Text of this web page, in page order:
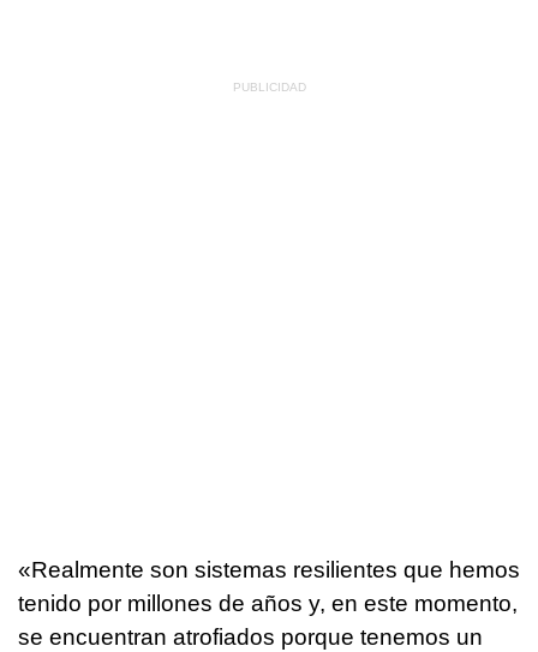
«Realmente son sistemas resilientes que hemos
tenido por millones de años y, en este momento,
se encuentran atrofiados porque tenemos un